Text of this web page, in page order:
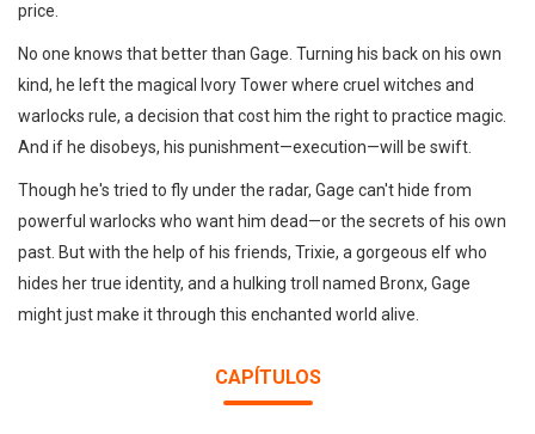
price.
No one knows that better than Gage. Turning his back on his own
kind, he left the magical Ivory Tower where cruel witches and
warlocks rule, a decision that cost him the right to practice magic.
And if he disobeys, his punishment—execution—will be swift.
Though he's tried to fly under the radar, Gage can't hide from
powerful warlocks who want him dead—or the secrets of his own
past. But with the help of his friends, Trixie, a gorgeous elf who
hides her true identity, and a hulking troll named Bronx, Gage
might just make it through this enchanted world alive.
CAPÍTULOS